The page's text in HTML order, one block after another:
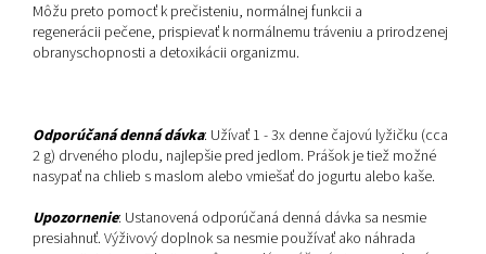
Môžu preto pomocť k prečisteniu, normálnej funkcii a
regenerácii pečene, prispievať k normálnemu tráveniu a prirodzenej
obranyschopnosti a detoxikácii organizmu.
Odporúčaná denná dávka: Užívať 1 - 3x denne čajovú lyžičku (cca
2 g) drveného plodu, najlepšie pred jedlom. Prášok je tiež možné
nasypať na chlieb s maslom alebo vmiešať do jogurtu alebo kaše.
Upozornenie: Ustanovená odporúčaná denná dávka sa nesmie
presiahnuť. Výživový doplnok sa nesmie používať ako náhrada